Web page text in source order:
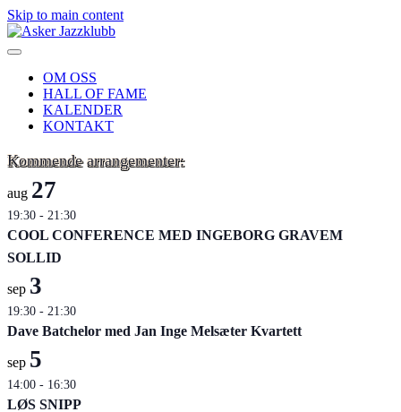
Skip to main content
OM OSS
HALL OF FAME
KALENDER
KONTAKT
Kommende arrangementer:
aug 27
19:30 - 21:30
COOL CONFERENCE MED INGEBORG GRAVEM
SOLLID
sep 3
19:30 - 21:30
Dave Batchelor med Jan Inge Melsæter Kvartett
sep 5
14:00 - 16:30
LØS SNIPP